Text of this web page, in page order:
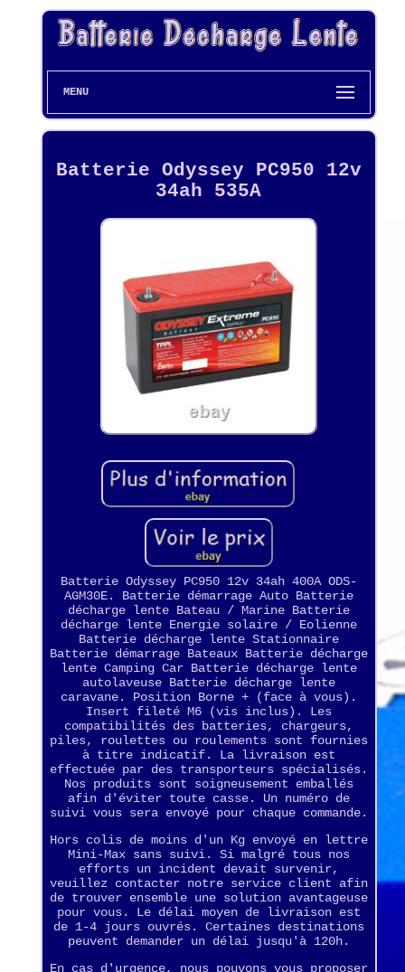
MENU
Batterie Odyssey PC950 12v
34ah 535A
Batterie Odyssey PC950 12v 34ah 400A ODS-
AGM30E. Batterie démarrage Auto Batterie
décharge lente Bateau / Marine Batterie
décharge lente Energie solaire / Eolienne
Batterie décharge lente Stationnaire
Batterie démarrage Bateaux Batterie décharge
lente Camping Car Batterie décharge lente
autolaveuse Batterie décharge lente
caravane. Position Borne + (face à vous).
Insert fileté M6 (vis inclus). Les
compatibilités des batteries, chargeurs,
piles, roulettes ou roulements sont fournies
à titre indicatif. La livraison est
effectuée par des transporteurs spécialisés.
Nos produits sont soigneusement emballés
afin d'éviter toute casse. Un numéro de
suivi vous sera envoyé pour chaque commande.
Hors colis de moins d'un Kg envoyé en lettre
Mini-Max sans suivi. Si malgré tous nos
efforts un incident devait survenir,
veuillez contacter notre service client afin
de trouver ensemble une solution avantageuse
pour vous. Le délai moyen de livraison est
de 1-4 jours ouvrés. Certaines destinations
peuvent demander un délai jusqu'à 120h.
En cas d'urgence, nous pouvons vous proposer